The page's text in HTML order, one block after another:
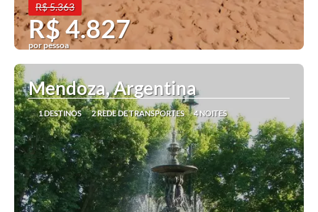
R$ 5.363
R$ 4.827
por pessoa
Ver mais
Mendoza, Argentina
1 DESTINOS 2 REDE DE TRANSPORTES 4 NOITES